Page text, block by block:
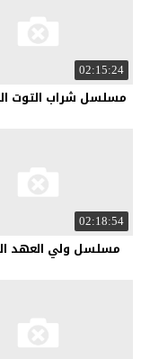
02:15:24
مسلسل شراب التوت
02:18:54
مسلسل ولي العهد